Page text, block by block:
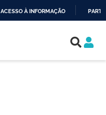
ACESSO À INFORMAÇÃO